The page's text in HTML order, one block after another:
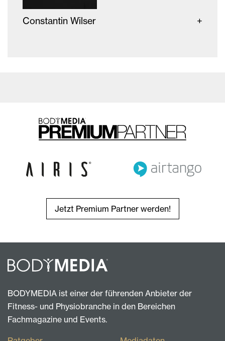
Constantin Wilser
Jetzt Premium Partner werden!
BODYMEDIA ist einer der führenden Anbieter der
Fitness- und Physiobranche in den Bereichen
Fachmagazine und Events.